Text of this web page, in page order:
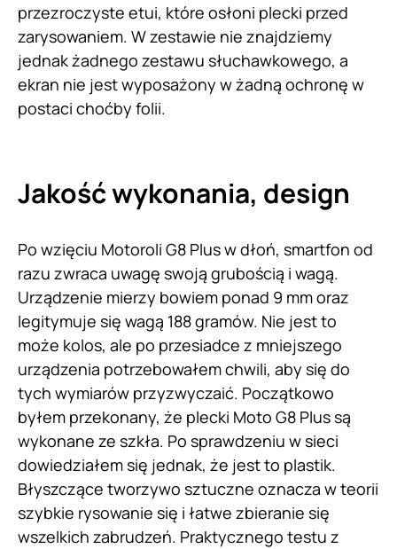
przezroczyste etui, które osłoni plecki przed
zarysowaniem. W zestawie nie znajdziemy
jednak żadnego zestawu słuchawkowego, a
ekran nie jest wyposażony w żadną ochronę w
postaci choćby folii.
Jakość wykonania, design
Po wzięciu Motoroli G8 Plus w dłoń, smartfon od
razu zwraca uwagę swoją grubością i wagą.
Urządzenie mierzy bowiem ponad 9 mm oraz
legitymuje się wagą 188 gramów. Nie jest to
może kolos, ale po przesiadce z mniejszego
urządzenia potrzebowałem chwili, aby się do
tych wymiarów przyzwyczaić. Początkowo
byłem przekonany, że plecki Moto G8 Plus są
wykonane ze szkła. Po sprawdzeniu w sieci
dowiedziałem się jednak, że jest to plastik.
Błyszczące tworzywo sztuczne oznacza w teorii
szybkie rysowanie się i łatwe zbieranie się
wszelkich zabrudzeń. Praktycznego testu z